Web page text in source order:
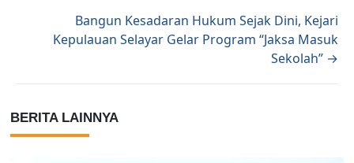
Bangun Kesadaran Hukum Sejak Dini, Kejari
Kepulauan Selayar Gelar Program “Jaksa Masuk
Sekolah” →
BERITA LAINNYA